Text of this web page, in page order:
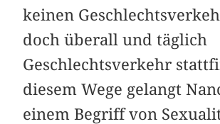
keinen
doch überall und täglich
Geschlechtsverkehr
diesem Wege gelangt
einem Begriff von